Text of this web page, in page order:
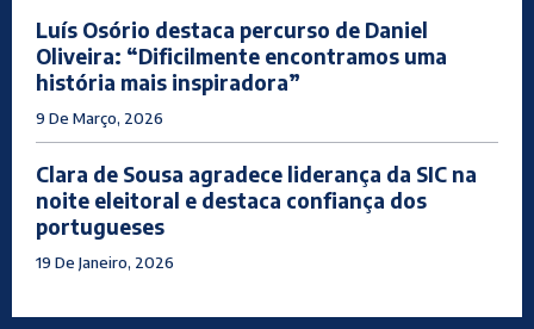
Luís Osório destaca percurso de Daniel
Oliveira: “Dificilmente encontramos uma
história mais inspiradora”
9 De Março, 2026
Clara de Sousa agradece liderança da SIC na
noite eleitoral e destaca confiança dos
portugueses
19 De Janeiro, 2026